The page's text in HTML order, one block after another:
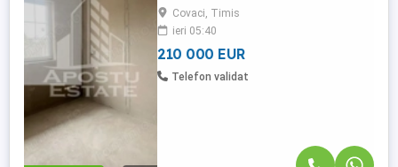
totul este accesibil, practic și bine gândit.
Caracteristici principale: • Suprafață ...
Covaci, Timis
ieri 05:40
210 000 EUR
Telefon validat